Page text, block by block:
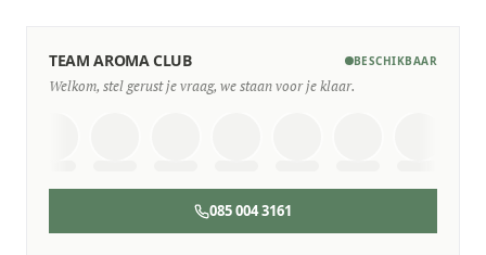
TEAM AROMA CLUB BESCHIKBAAR
Welkom, stel gerust je vraag, we staan voor je klaar.
085 004 3161